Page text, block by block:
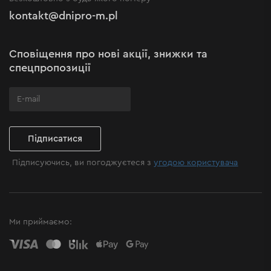
Політика конфіденційності
Налаштування cookies
Поширені запитання
kontakt@dnipro-m.pl
Сповіщення про нові акції, знижки та
спецпропозиції
Підписатися
Підписуючись, ви погоджуєтеся зугодою користувача
Ми приймаємо: